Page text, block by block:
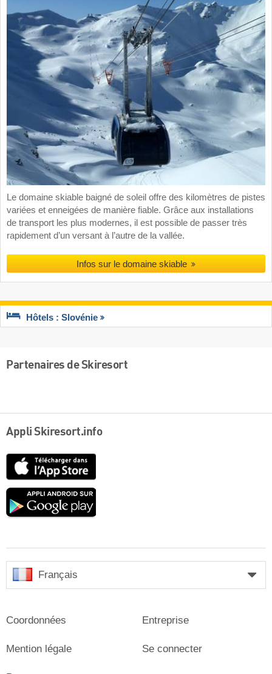
Le domaine skiable baigné de soleil offre des kilomètres de pistes
variées et enneigées de manière fiable. Grâce aux installations
de transport les plus modernes, il est possible de passer très
rapidement d’un versant à l’autre de la vallée.
Infos sur le domaine skiable
Hôtels : Slovénie
Partenaires de Skiresort
Appli Skiresort.info
Google
Français
Coordonnées
Mention légale
Entreprise
Se connecter